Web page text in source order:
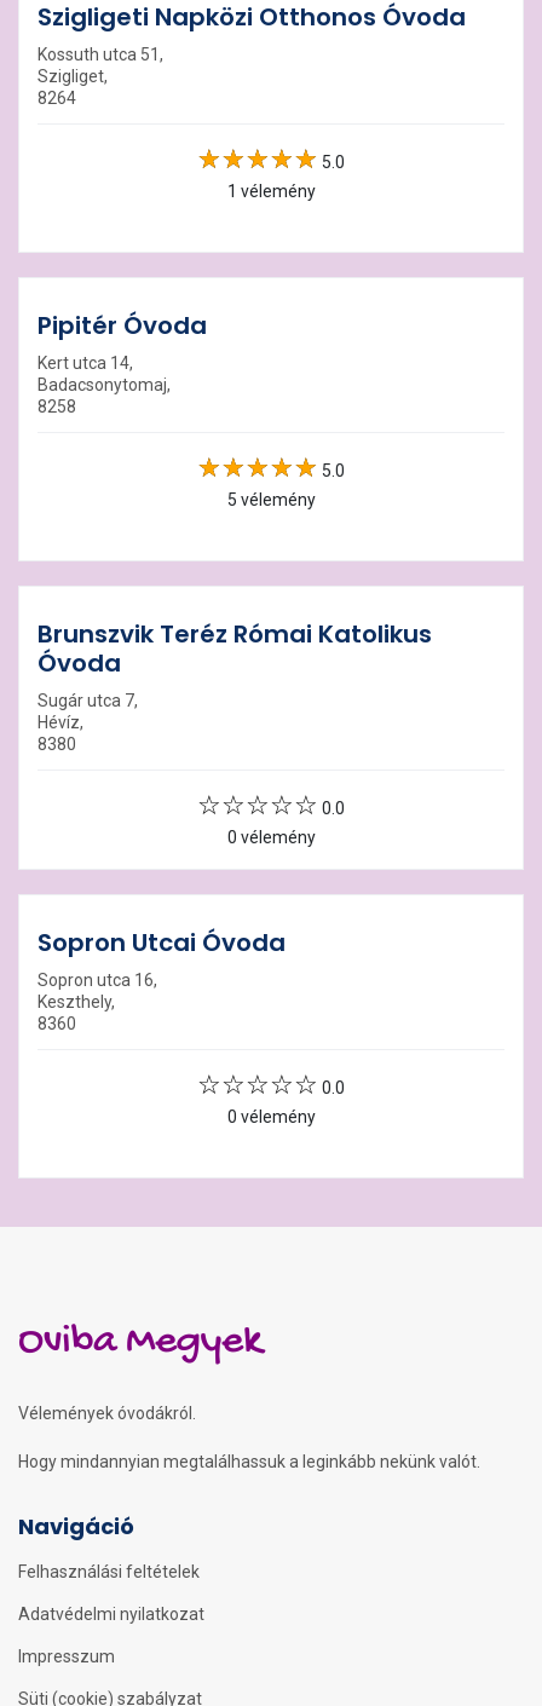
Szigligeti Napközi Otthonos Óvoda
Kossuth utca 51,
Szigliget,
8264
5.0
1 vélemény
Pipitér Óvoda
Kert utca 14,
Badacsonytomaj,
8258
5.0
5 vélemény
Brunszvik Teréz Római Katolikus
Óvoda
Sugár utca 7,
Hévíz,
8380
0.0
0 vélemény
Sopron Utcai Óvoda
Sopron utca 16,
Keszthely,
8360
0.0
0 vélemény
Oviba Megyek
Vélemények óvodákról.
Hogy mindannyian megtalálhassuk a leginkább nekünk valót.
Navigáció
Felhasználási feltételek
Adatvédelmi nyilatkozat
Impresszum
Süti (cookie) szabályzat